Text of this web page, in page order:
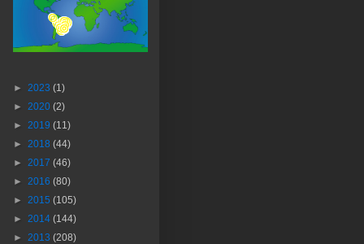
► 2023 (1)
► 2020 (2)
► 2019 (11)
► 2018 (44)
► 2017 (46)
► 2016 (80)
► 2015 (105)
► 2014 (144)
► 2013 (208)